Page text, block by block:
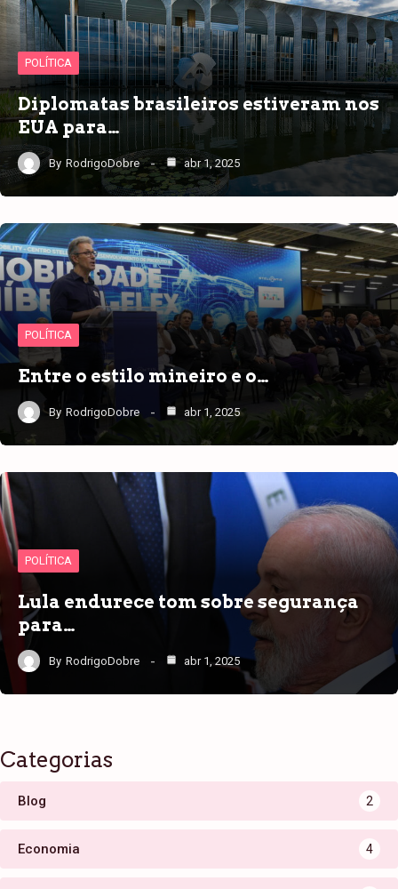
POLÍTICA
Diplomatas brasileiros estiveram nos
EUA para…
By RodrigoDobre abr 1, 2025
POLÍTICA
Entre o estilo mineiro e o…
By RodrigoDobre abr 1, 2025
POLÍTICA
Lula endurece tom sobre segurança
para…
By RodrigoDobre abr 1, 2025
Categorias
Blog 2
Economia 4